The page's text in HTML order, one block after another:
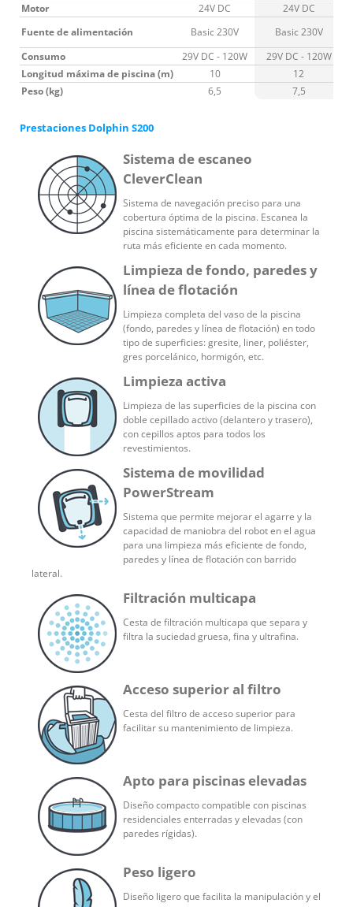
Motor
24V DC
24V DC
Fuente de alimentación
Basic 230V
Basic 230V
Consumo
29V DC - 120W
29V DC - 120W
Longitud máxima de piscina (m)
10
12
Peso (kg)
6,5 7,5
Prestaciones Dolphin S200
Sistema de escaneo
CleverClean
Sistema de navegación preciso para una
cobertura óptima de la piscina. Escanea la
piscina sistemáticamente para determinar la
ruta más eficiente en cada momento.
Limpieza de fondo, paredes y
línea de flotación
Limpieza completa del vaso de la piscina
(fondo, paredes y línea de flotación) en todo
tipo de superficies: gresite, liner, poliéster,
gres porcelánico, hormigón, etc.
Limpieza activa
Limpieza de las superficies de la piscina con
doble cepillado activo (delantero y trasero),
con cepillos aptos para todos los
revestimientos.
Sistema de movilidad
PowerStream
Sistema que permite mejorar el agarre y la
capacidad de maniobra del robot en el agua
para una limpieza más eficiente de fondo,
paredes y línea de flotación con barrido
lateral.
Filtración multicapa
Cesta de filtración multicapa que separa y
filtra la suciedad gruesa, fina y ultrafina.
Acceso superior al filtro
Cesta del filtro de acceso superior para
facilitar su mantenimiento de limpieza.
Apto para piscinas elevadas
Diseño compacto compatible con piscinas
residenciales enterradas y elevadas (con
paredes rígidas).
Peso ligero
Diseño ligero que facilita la manipulación y el